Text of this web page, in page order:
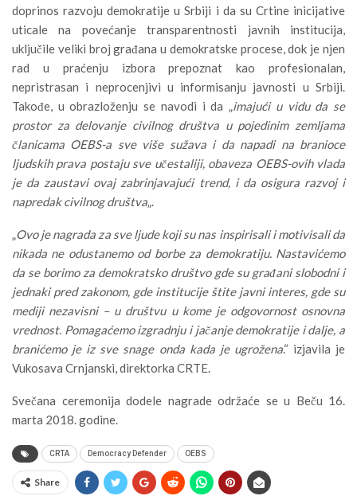
doprinos razvoju demokratije u Srbiji i da su Crtine inicijative
uticale na povećanje transparentnosti javnih institucija,
uključile veliki broj građana u demokratske procese, dok je njen
rad u praćenju izbora prepoznat kao profesionalan,
nepristrasan i neprocenjivi u informisanju javnosti u Srbiji.
Takođe, u obrazloženju se navodi i da „imajući u vidu da se
prostor za delovanje civilnog društva u pojedinim zemljama
članicama OEBS-a sve više sužava i da napadi na branioce
ljudskih prava postaju sve učestaliji, obaveza OEBS-ovih vlada
je da zaustavi ovaj zabrinjavajući trend, i da osigura razvoj i
napredak civilnog društva„.
„Ovo je nagrada za sve ljude koji su nas inspirisali i motivisali da
nikada ne odustanemo od borbe za demokratiju. Nastavićemo
da se borimo za demokratsko društvo gde su građani slobodni i
jednaki pred zakonom, gde institucije štite javni interes, gde su
mediji nezavisni – u društvu u kome je odgovornost osnovna
vrednost. Pomagaćemo izgradnju i jačanje demokratije i dalje, a
branićemo je iz sve snage onda kada je ugrožena.“ izjavila je
Vukosava Crnjanski, direktorka CRTE.
Svečana ceremonija dodele nagrade održaće se u Beču 16.
marta 2018. godine.
CRTA Democracy Defender OEBS
Share